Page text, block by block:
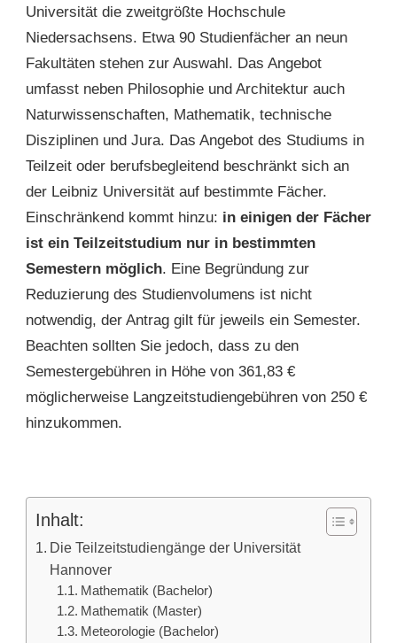
Universität die zweitgrößte Hochschule
Niedersachsens. Etwa 90 Studienfächer an neun
Fakultäten stehen zur Auswahl. Das Angebot
umfasst neben Philosophie und Architektur auch
Naturwissenschaften, Mathematik, technische
Disziplinen und Jura. Das Angebot des Studiums in
Teilzeit oder berufsbegleitend beschränkt sich an
der Leibniz Universität auf bestimmte Fächer.
Einschränkend kommt hinzu: in einigen der Fächer
ist ein Teilzeitstudium nur in bestimmten
Semestern möglich. Eine Begründung zur
Reduzierung des Studienvolumens ist nicht
notwendig, der Antrag gilt für jeweils ein Semester.
Beachten sollten Sie jedoch, dass zu den
Semestergebühren in Höhe von 361,83 €
möglicherweise Langzeitstudiengebühren von 250 €
hinzukommen.
Inhalt:
Die Teilzeitstudiengänge der Universität
Hannover
Mathematik (Bachelor)
Mathematik (Master)
Meteorologie (Bachelor)